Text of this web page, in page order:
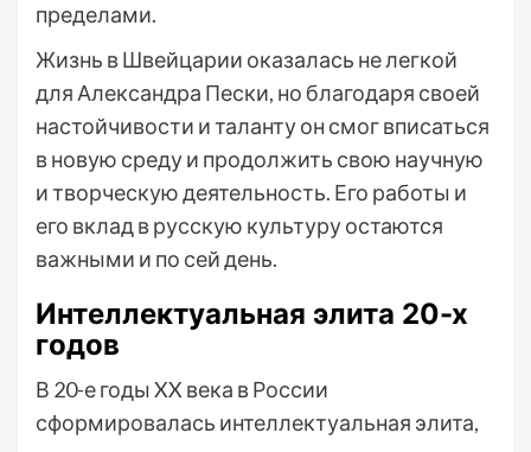
пределами.
Жизнь в Швейцарии оказалась не легкой
для Александра Пески, но благодаря своей
настойчивости и таланту он смог вписаться
в новую среду и продолжить свою научную
и творческую деятельность. Его работы и
его вклад в русскую культуру остаются
важными и по сей день.
Интеллектуальная элита 20-х
годов
В 20-е годы XX века в России
сформировалась интеллектуальная элита,